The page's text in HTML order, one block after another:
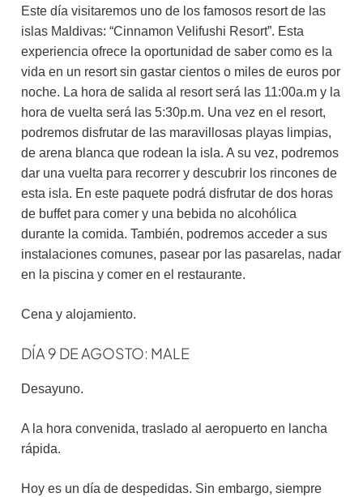
Este día visitaremos uno de los famosos resort de las
islas Maldivas: “Cinnamon Velifushi Resort”. Esta
experiencia ofrece la oportunidad de saber como es la
vida en un resort sin gastar cientos o miles de euros por
noche. La hora de salida al resort será las 11:00a.m y la
hora de vuelta será las 5:30p.m. Una vez en el resort,
podremos disfrutar de las maravillosas playas limpias,
de arena blanca que rodean la isla. A su vez, podremos
dar una vuelta para recorrer y descubrir los rincones de
esta isla. En este paquete podrá disfrutar de dos horas
de buffet para comer y una bebida no alcohólica
durante la comida. También, podremos acceder a sus
instalaciones comunes, pasear por las pasarelas, nadar
en la piscina y comer en el restaurante.
Cena y alojamiento.
DÍA 9 DE AGOSTO: MALE
Desayuno.
A la hora convenida, traslado al aeropuerto en lancha
rápida.
Hoy es un día de despedidas. Sin embargo, siempre